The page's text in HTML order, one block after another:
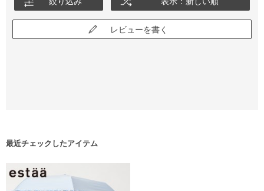
レビューを書く
最近チェックしたアイテム